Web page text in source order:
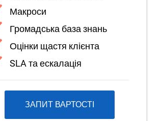
Макроси
Громадська база знань
Оцінки щастя клієнта
SLA та ескалація
ЗАПИТ ВАРТОСТІ